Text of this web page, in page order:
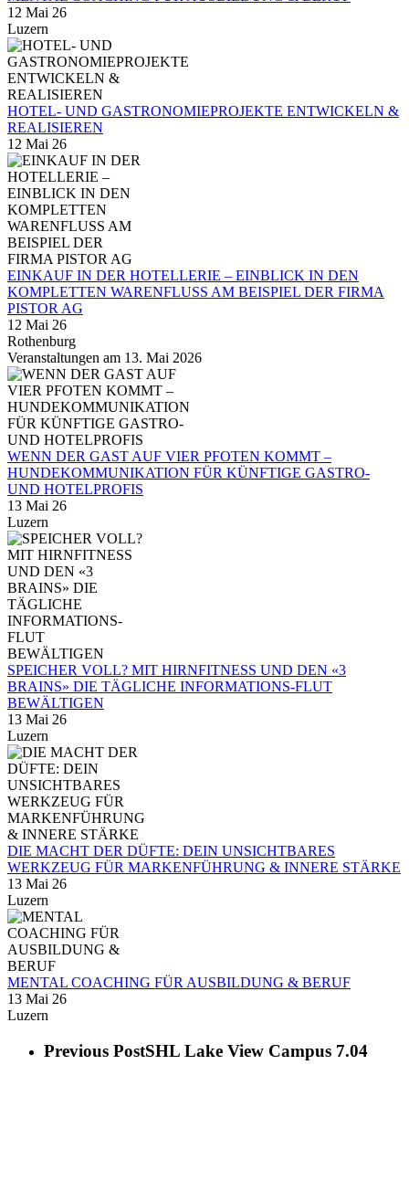
12 Mai 26
Luzern
HOTEL- UND GASTRONOMIEPROJEKTE ENTWICKELN &
REALISIEREN
12 Mai 26
EINKAUF IN DER HOTELLERIE – EINBLICK IN DEN
KOMPLETTEN WARENFLUSS AM BEISPIEL DER FIRMA
PISTOR AG
12 Mai 26
Rothenburg
Veranstaltungen am 13. Mai 2026
WENN DER GAST AUF VIER PFOTEN KOMMT –
HUNDEKOMMUNIKATION FÜR KÜNFTIGE GASTRO-
UND HOTELPROFIS
13 Mai 26
Luzern
SPEICHER VOLL? MIT HIRNFITNESS UND DEN «3
BRAINS» DIE TÄGLICHE INFORMATIONS-FLUT
BEWÄLTIGEN
13 Mai 26
Luzern
DIE MACHT DER DÜFTE: DEIN UNSICHTBARES
WERKZEUG FÜR MARKENFÜHRUNG & INNERE STÄRKE
13 Mai 26
Luzern
MENTAL COACHING FÜR AUSBILDUNG & BERUF
13 Mai 26
Luzern
Previous PostSHL Lake View Campus 7.04